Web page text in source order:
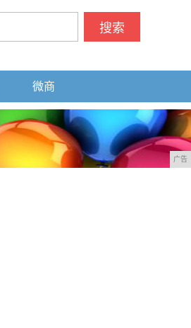
搜索
微商
广告